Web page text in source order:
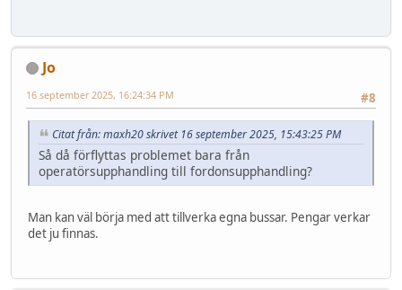
Jo
#8
16 september 2025, 16:24:34 PM
Citat från: maxh20 skrivet 16 september 2025, 15:43:25 PM
Så då förflyttas problemet bara från
operatörsupphandling till fordonsupphandling?
Man kan väl börja med att tillverka egna bussar. Pengar verkar
det ju finnas.